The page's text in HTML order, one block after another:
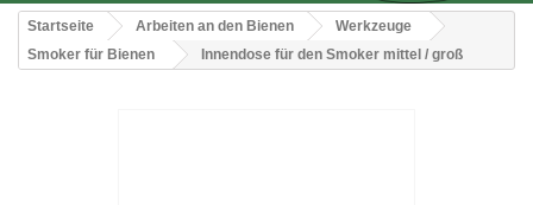
Startseite Arbeiten an den Bienen
Werkzeuge
Smoker für Bienen
Innendose für den Smoker mittel / groß